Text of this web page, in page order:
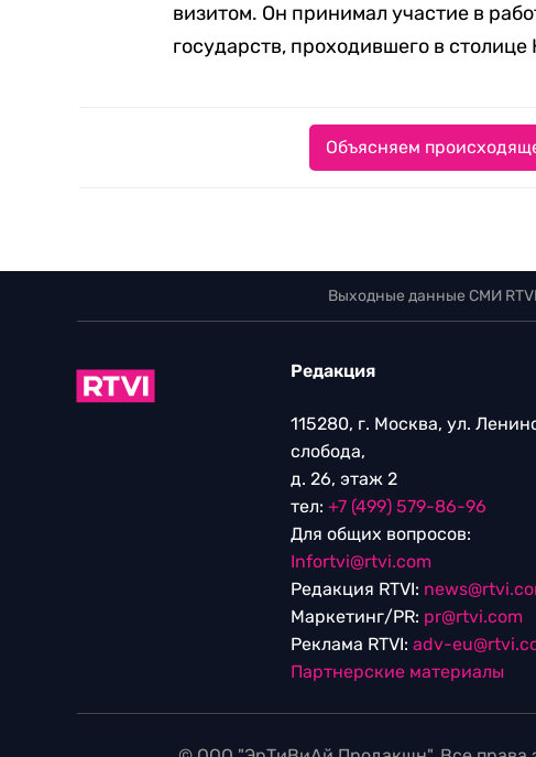
визитом. Он принимал участие в
государств, проходившего в
Объясняем
Выходные данные СМИ RTVI
Редакция
115280, г. Москва, ул.
слобода,
д. 26, этаж 2
тел: +7 (499) 579-86-96
Для общих вопросов:
Infortvi@rtvi.com
Редакция RTVI:
Маркетинг/PR: pr@rtvi.com
Реклама RTVI: adv-
Партнерские материалы